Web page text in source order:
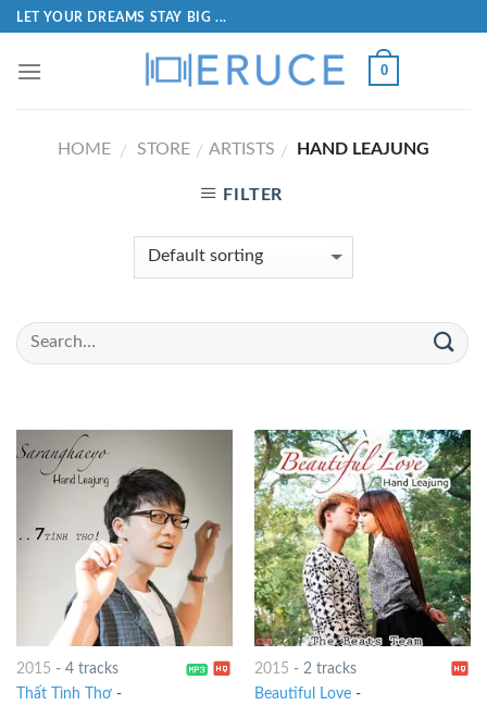
LET YOUR DREAMS STAY BIG ...
0
HOME / STORE / ARTISTS / HAND LEAJUNG
FILTER
2015 - 4 tracks
Thất Tình Thơ-
2015 - 2 tracks
Beautiful Love-